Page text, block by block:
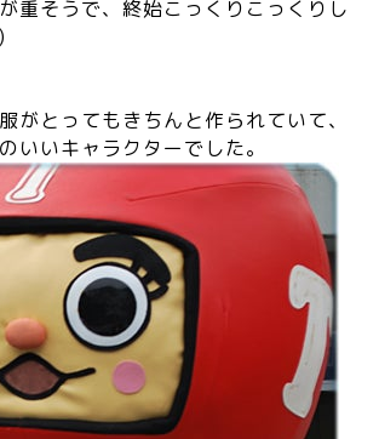
重そうで、終始こっくりこっくりし
がとってもきちんと作られていて、
いいキャラクターでした。